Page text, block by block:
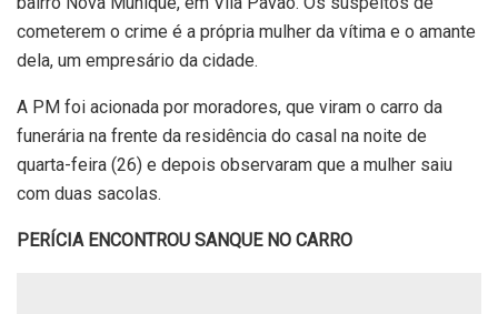
cometerem o crime é a própria mulher da vítima e o amante
dela, um empresário da cidade.
A PM foi acionada por moradores, que viram o carro da
funerária na frente da residência do casal na noite de
quarta-feira (26) e depois observaram que a mulher saiu
com duas sacolas.
PERÍCIA ENCONTROU SANQUE NO CARRO